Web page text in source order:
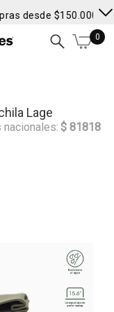
desde $150.000 •
0
Lage
$ 81818